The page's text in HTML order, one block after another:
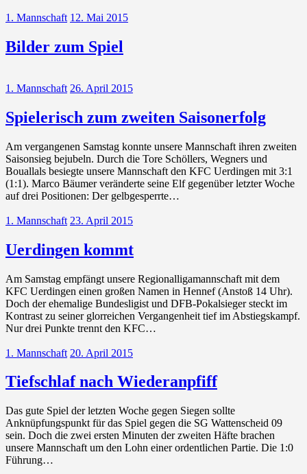
1. Mannschaft 12. Mai 2015
Bilder zum Spiel
1. Mannschaft 26. April 2015
Spielerisch zum zweiten Saisonerfolg
Am vergangenen Samstag konnte unsere Mannschaft ihren zweiten
Saisonsieg bejubeln. Durch die Tore Schöllers, Wegners und
Bouallals besiegte unsere Mannschaft den KFC Uerdingen mit 3:1
(1:1). Marco Bäumer veränderte seine Elf gegenüber letzter Woche
auf drei Positionen: Der gelbgesperrte…
1. Mannschaft 23. April 2015
Uerdingen kommt
Am Samstag empfängt unsere Regionalligamannschaft mit dem
KFC Uerdingen einen großen Namen in Hennef (Anstoß 14 Uhr).
Doch der ehemalige Bundesligist und DFB-Pokalsieger steckt im
Kontrast zu seiner glorreichen Vergangenheit tief im Abstiegskampf.
Nur drei Punkte trennt den KFC…
1. Mannschaft 20. April 2015
Tiefschlaf nach Wiederanpfiff
Das gute Spiel der letzten Woche gegen Siegen sollte
Anknüpfungspunkt für das Spiel gegen die SG Wattenscheid 09
sein. Doch die zwei ersten Minuten der zweiten Häfte brachen
unsere Mannschaft um den Lohn einer ordentlichen Partie. Die 1:0
Führung…